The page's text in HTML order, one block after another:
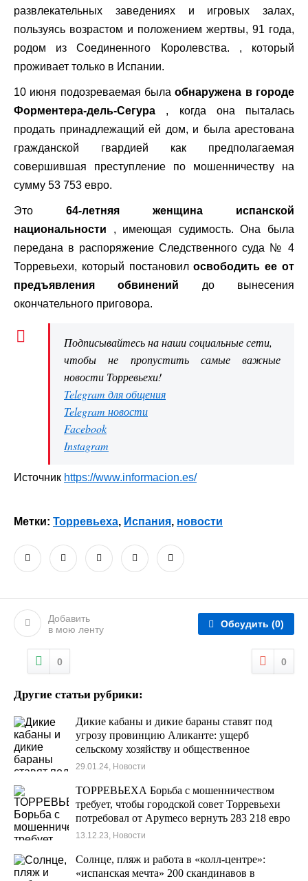
развлекательных заведениях и игровых залах,
пользуясь возрастом и положением жертвы, 91 года,
родом из Соединенного Королевства. , который
проживает только в Испании.
10 июня подозреваемая былаобнаружена в городе
Форментера-дель-Сегура , когда она пыталась
продать принадлежащий ей дом, и была арестована
гражданской гвардией как предполагаемая
совершившая преступление по мошенничеству на
сумму 53 753 евро.
Это 64-летняя женщина испанской
национальности , имеющая судимость. Она была
передана в распоряжение Следственного суда № 4
Торревьехи, который постановилосвободить ее от
предъявления обвинений до вынесения
окончательного приговора.
Подписывайтесь на наши социальные сети,
чтобы не пропустить самые важные
новости Торревьехи!
Telegram для общения
Telegram новости
Facebook
Instagram
Источник https://www.informacion.es/
Метки: Торревьеха, Испания, новости
Добавить
в мою ленту
Обсудить (0)
0 0
Другие статьи рубрики:
Дикие кабаны и дикие бараны ставят под
угрозу провинцию Аликанте: ущерб
сельскому хозяйству и общественное
беспокойство
29.01.24, Новости
ТОРРЕВЬЕХА Борьба с мошенничеством
требует, чтобы городской совет Торревьехи
потребовал от Apymeco вернуть 283 218 евро
13.12.23, Новости
Солнце, пляж и работа в «колл-центре»:
«испанская мечта» 200 скандинавов в